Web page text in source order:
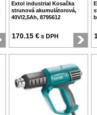
Extol industrial Kosačka
strunová akumulátorová,
40V/2,5Ah, 8795612
170.15 € s DPH